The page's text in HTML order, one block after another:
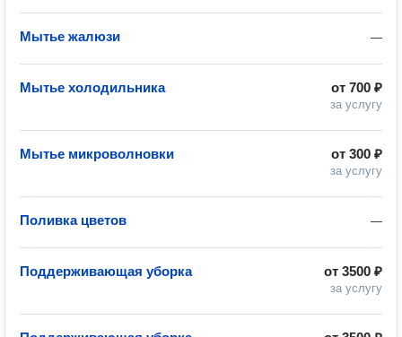
—
Мытье жалюзи
от 700 ₽
за услугу
Мытье холодильника
от 300 ₽
за услугу
Мытье микроволновки
—
Поливка цветов
от 3500 ₽
за услугу
Поддерживающая уборка